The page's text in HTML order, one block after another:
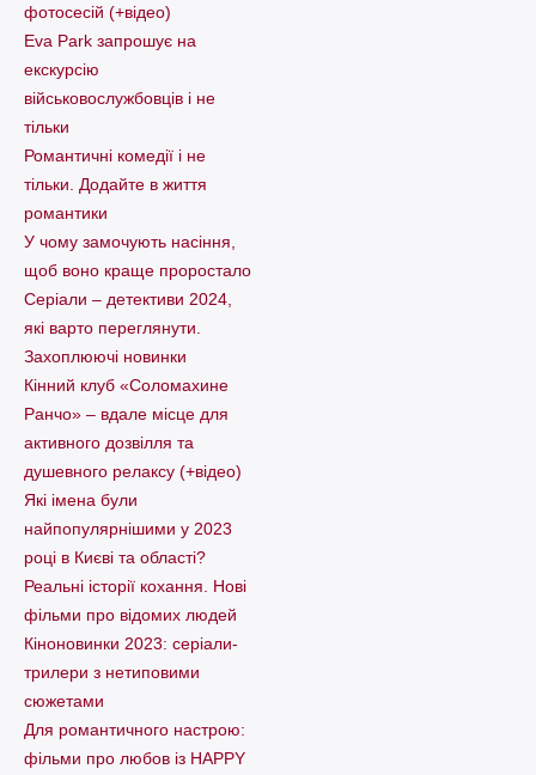
фотосесій (+відео)
Eva Park запрошує на
екскурсію
військовослужбовців і не
тільки
Романтичні комедії і не
тільки. Додайте в життя
романтики
У чому замочують насіння,
щоб воно краще проростало
Серіали – детективи 2024,
які варто пеpеглянути.
Захоплюючі новинки
Кінний клуб «Соломахине
Ранчо» – вдале місце для
активного дозвілля та
душевного релаксу (+відео)
Які імена були
найпопулярнішими у 2023
році в Києві та області?
Реальні історії кохання. Нові
фільми про відомих людей
Кіноновинки 2023: серіали-
трилери з нетиповими
сюжетами
Для романтичного настрою:
фільми про любов із HAPPY